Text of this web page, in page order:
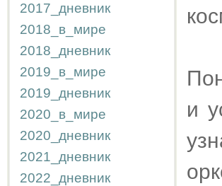
2017_дневник
2018_в_мире
2018_дневник
2019_в_мире
2019_дневник
2020_в_мире
2020_дневник
2021_дневник
2022_дневник
и